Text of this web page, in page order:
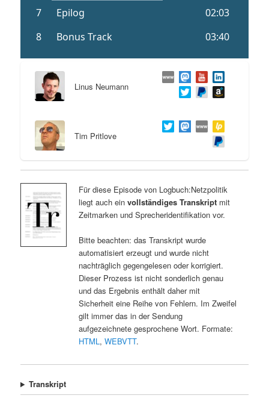
Linus Neumann
Tim Pritlove
Für diese Episode von Logbuch:Netzpolitik
liegt auch ein vollständiges Transkriptmit
Zeitmarken und Sprecheridentifikation vor.
Bitte beachten: das Transkript wurde
automatisiert erzeugt und wurde nicht
nachträglich gegengelesen oder korrigiert.
Dieser Prozess ist nicht sonderlich genau
und das Ergebnis enthält daher mit
Sicherheit eine Reihe von Fehlern. Im Zweifel
gilt immer das in der Sendung
aufgezeichnete gesprochene Wort. Formate:
HTML, WEBVTT.
Transkript